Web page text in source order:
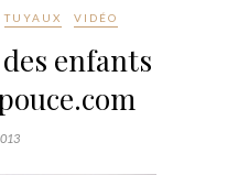
TUYAUX VIDÉO
enfants